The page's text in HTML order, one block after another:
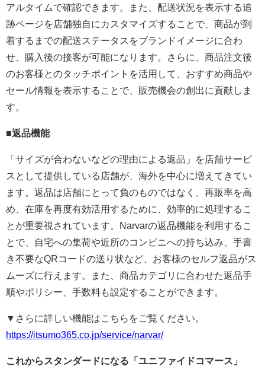
アルタイムで確認できます。また、配送状況を表示する追
跡ページを店舗独自にカスタマイズすることで、商品が到
着するまでの配送ステータスをブランドイメージに合わ
せ、購入後の接客が可能になります。さらに、商品注文後
のお客様とのタッチポイントを活用して、おすすめ商品や
セール情報を表示することで、販売機会の創出に貢献しま
す。
■返品機能
「サイズが合わないなどの理由による返品」を店舗サービ
スとして提供している店舗が、海外を中心に増えてきてい
ます。返品は店舗にとって負のものではなく、再販率を高
め、在庫を再度有効活用するために、効率的に処理するこ
とが重要視されています。Narvarの返品機能を利用するこ
とで、自宅への集荷や近所のコンビニへの持ち込み、手書
き不要なQRコードの送り状など、お客様のセルフ返品がス
ムーズに行えます。また、商品カテゴリに合わせた返品手
順やポリシー、手数料も設定することができます。
▼さらに詳しい機能はこちらをご覧ください。
https://itsumo365.co.jp/service/narvar/
これからスタンダードになる「ユニファイドコマース」